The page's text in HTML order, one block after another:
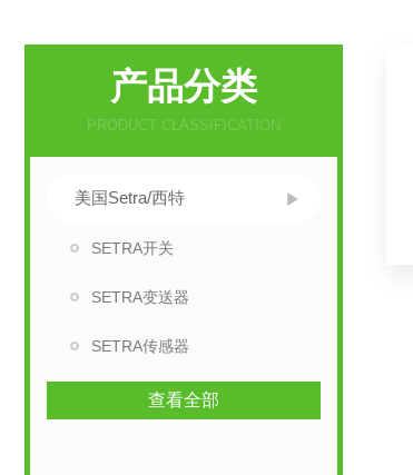
产品分类
PRODUCT CLASSIFICATION
美国Setra/西特
SETRA开关
SETRA变送器
SETRA传感器
查看全部